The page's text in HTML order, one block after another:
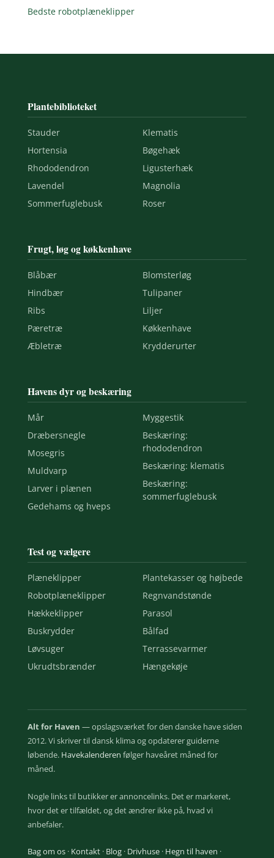
Bedste robotplæneklipper
Plantebiblioteket
Stauder
Hortensia
Rhododendron
Lavendel
Sommerfuglebusk
Klematis
Bøgehæk
Ligusterhæk
Magnolia
Roser
Frugt, løg og køkkenhave
Blåbær
Hindbær
Ribs
Pæretræ
Æbletræ
Blomsterløg
Tulipaner
Liljer
Køkkenhave
Krydderurter
Havens dyr og beskæring
Mår
Dræbersnegle
Mosegris
Muldvarp
Larver i plænen
Gedehams og hveps
Myggestik
Beskæring:
rhododendron
Beskæring: klematis
Beskæring:
sommerfuglebusk
Test og vælgere
Plæneklipper
Robotplæneklipper
Hækkeklipper
Buskrydder
Løvsuger
Ukrudtsbrænder
Plantekasser og højbede
Regnvandstønde
Parasol
Bålfad
Terrassevarmer
Hængekøje
Alt for Haven — opslagsværket for den danske have siden
2012. Vi skriver til dansk klima og opdaterer guiderne
løbende. Havekalenderen følger haveåret måned for
måned.
Nogle links til butikker er annoncelinks. Det er markeret,
hvor det er tilfældet, og det ændrer ikke på, hvad vi
anbefaler.
Bag om os· Kontakt· Blog· Drivhuse· Hegn til haven ·